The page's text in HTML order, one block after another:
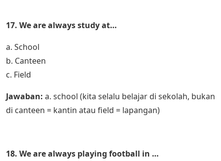
17. We are always study at…
a. School
b. Canteen
c. Field
Jawaban: a. school (kita selalu belajar di sekolah, bukan
di canteen = kantin atau field = lapangan)
18. We are always playing football in …